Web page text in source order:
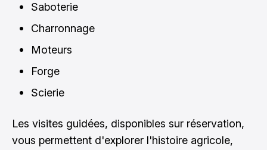
Saboterie
Charronnage
Moteurs
Forge
Scierie
Les visites guidées, disponibles sur réservation,
vous permettent d'explorer l'histoire agricole,